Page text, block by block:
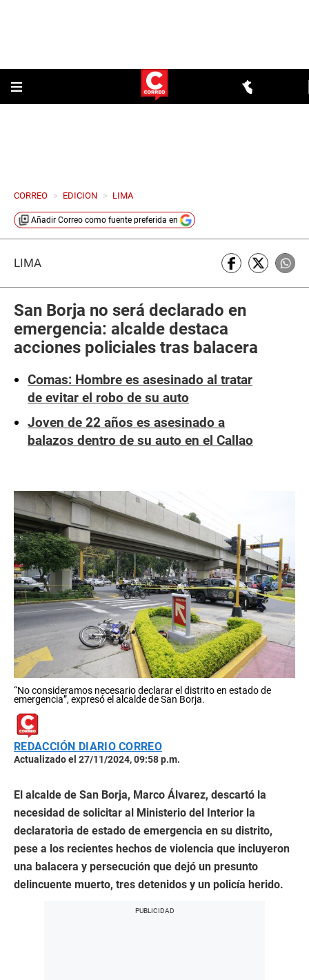
CORREO > EDICION > LIMA
Añadir Correo como fuente preferida en
LIMA
San Borja no será declarado en
emergencia: alcalde destaca
acciones policiales tras balacera
Comas: Hombre es asesinado al tratar
de evitar el robo de su auto
Joven de 22 años es asesinado a
balazos dentro de su auto en el Callao
“No consideramos necesario declarar el distrito en estado de
emergencia”, expresó el alcalde de San Borja.
REDACCIÓN DIARIO CORREO
Actualizado el 27/11/2024, 09:58 p.m.
El alcalde de San Borja, Marco Álvarez, descartó la
necesidad de solicitar al Ministerio del Interior la
declaratoria de estado de emergencia en su distrito,
pese a los recientes hechos de violencia que incluyeron
una balacera y persecución que dejó un presunto
delincuente muerto, tres detenidos y un policía herido.